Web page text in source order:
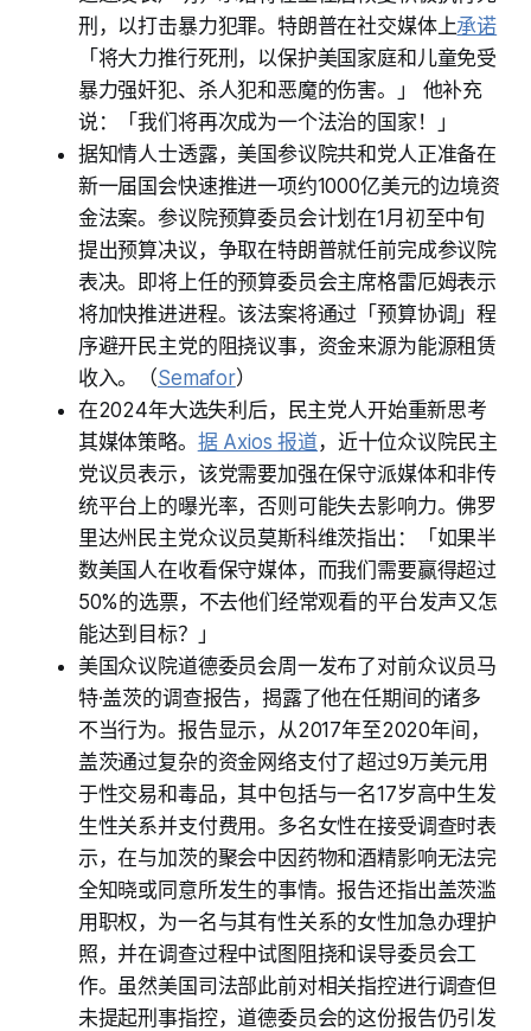
刑，以打击暴力犯罪。特朗普在社交媒体上承诺
「将大力推行死刑，以保护美国家庭和儿童免受
暴力强奸犯、杀人犯和恶魔的伤害。」 他补充
说：「我们将再次成为一个法治的国家！」
据知情人士透露，美国参议院共和党人正准备在
新一届国会快速推进一项约1000亿美元的边境资
金法案。参议院预算委员会计划在1月初至中旬
提出预算决议，争取在特朗普就任前完成参议院
表决。即将上任的预算委员会主席格雷厄姆表示
将加快推进进程。该法案将通过「预算协调」程
序避开民主党的阻挠议事，资金来源为能源租赁
收入。（Semafor）
在2024年大选失利后，民主党人开始重新思考
其媒体策略。 据 Axios 报道 ，近十位众议院民主
党议员表示，该党需要加强在保守派媒体和非传
统平台上的曝光率，否则可能失去影响力。佛罗
里达州民主党众议员莫斯科维茨指出：「如果半
数美国人在收看保守媒体，而我们需要赢得超过
50%的选票，不去他们经常观看的平台发声又怎
能达到目标？」
美国众议院道德委员会周一发布了对前众议员马
特·盖茨的调查报告，揭露了他在任期间的诸多
不当行为。报告显示，从2017年至2020年间，
盖茨通过复杂的资金网络支付了超过9万美元用
于性交易和毒品，其中包括与一名17岁高中生发
生性关系并支付费用。多名女性在接受调查时表
示，在与加茨的聚会中因药物和酒精影响无法完
全知晓或同意所发生的事情。报告还指出盖茨滥
用职权，为一名与其有性关系的女性加急办理护
照，并在调查过程中试图阻挠和误导委员会工
作。虽然美国司法部此前对相关指控进行调查但
未提起刑事指控，道德委员会的这份报告仍引发